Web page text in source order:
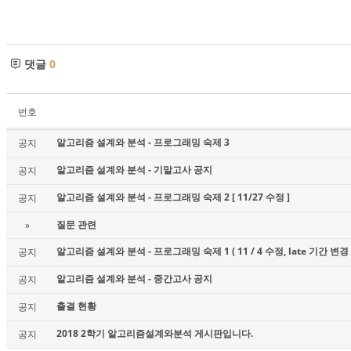
댓글 0
번호
공지 알고리즘 설계와 분석 - 프로그래밍 숙제 3
공지 알고리즘 설계와 분석 - 기말고사 공지
공지 알고리즘 설계와 분석 - 프로그래밍 숙제 2 [ 11/27 수정 ]
» 질문 관련
공지 알고리즘 설계와 분석 - 프로그래밍 숙제 1 ( 11 / 4 수정, late 기간 변경
공지 알고리즘 설계와 분석 - 중간고사 공지
공지 출결 현황
공지 2018 2학기 알고리즘설계와분석 게시판입니다.